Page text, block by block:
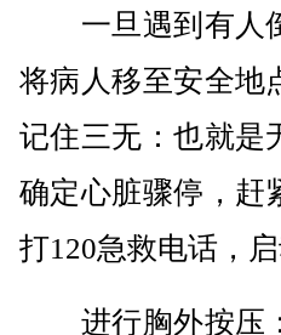
一旦遇到有人倒
将病人移至安全地
记住三无：也就是
确定心脏骤停，赶
打120急救电话，启
进行胸外按压：